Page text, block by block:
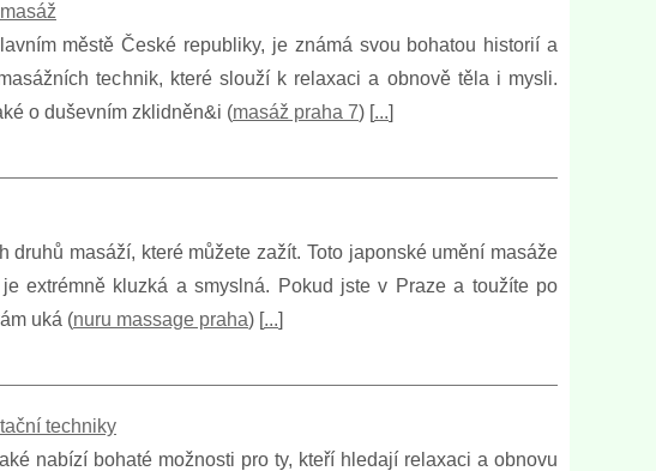
městě České republiky, je známá svou bohatou historií a
technik, které slouží k relaxaci a obnově těla i mysli.
o duševním zklidněn&i (masáž praha 7) [...]
masáží, které můžete zažít. Toto japonské umění masáže
extrémně kluzká a smyslná. Pokud jste v Praze a toužíte po
uká (nuru massage praha) [...]
techniky
nabízí bohaté možnosti pro ty, kteří hledají relaxaci a obnovu